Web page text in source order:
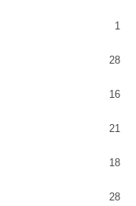
1
28
16
21
18
28